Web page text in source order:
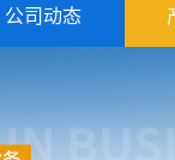
公司动态